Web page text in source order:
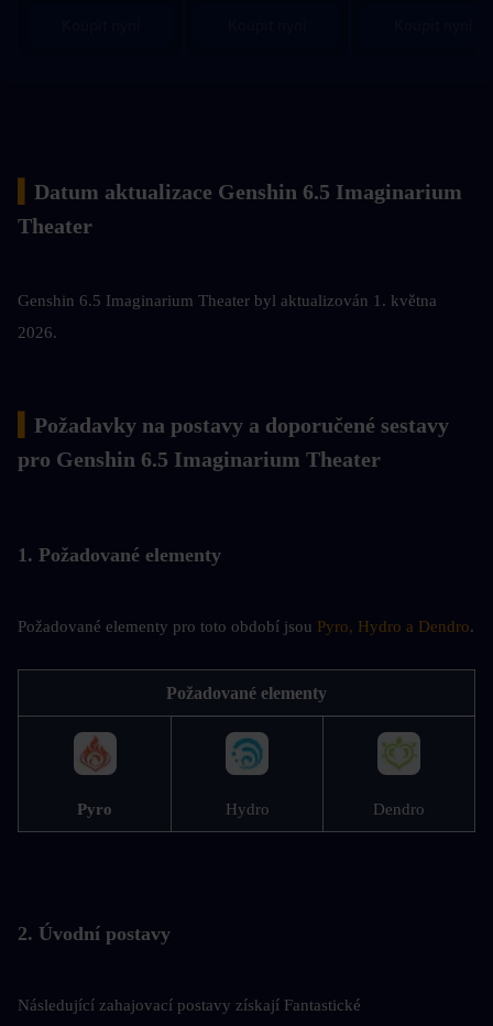
Datum aktualizace Genshin 6.5 Imaginarium
Theater
Genshin 6.5 Imaginarium Theater byl aktualizován 1. května
2026.
Požadavky na postavy a doporučené sestavy
pro Genshin 6.5 Imaginarium Theater
1. Požadované elementy
Požadované elementy pro toto období jsou Pyro, Hydro a Dendro.
Požadované elementy
Pyro Hydro Dendro
2. Úvodní postavy
Následující zahajovací postavy získají Fantastické